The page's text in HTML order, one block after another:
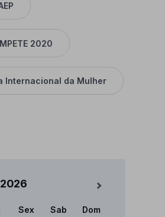
2020
Internacional da Mulher
2026 Mês Seguinte
Sex Sab Dom